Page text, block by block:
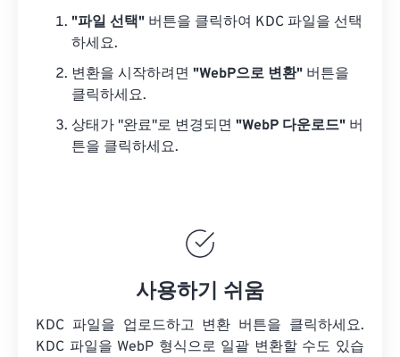
"파일 선택" 버튼을 클릭하여 KDC 파일을 선택
하세요.
변환을 시작하려면 "WebP으로 변환" 버튼을
클릭하세요.
상태가 "완료"로 변경되면 "WebP 다운로드" 버
튼을 클릭하세요.
사용하기 쉬움
KDC 파일을 업로드하고 변환 버튼을 클릭하세요.
KDC 파일을 WebP 형식으로 일괄 변환할 수도 있습